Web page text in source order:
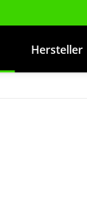
Hersteller